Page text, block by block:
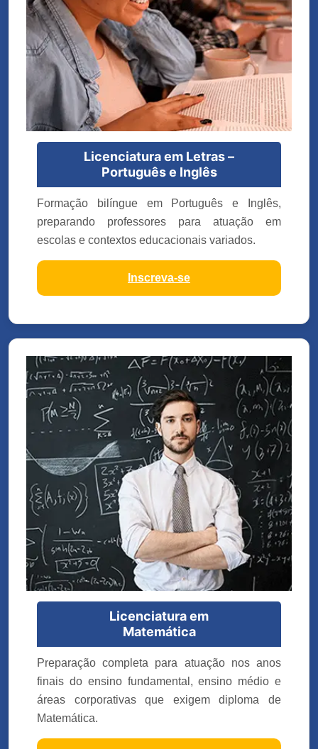
Licenciatura em Letras –
Português e Inglês
Formação bilíngue em Português e Inglês,
preparando professores para atuação em
escolas e contextos educacionais variados.
Inscreva-se
Licenciatura em
Matemática
Preparação completa para atuação nos anos
finais do ensino fundamental, ensino médio e
áreas corporativas que exigem diploma de
Matemática.